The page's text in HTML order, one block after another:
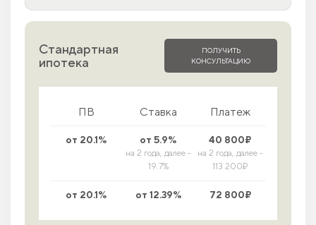
Стандартная
ипотека
ПОЛУЧИТЬ
КОНСУЛЬТАЦИЮ
ПВ Ставка Платеж
от 20.1% от 5.9%
на 2 года, далее -
19.7%
40 800₽
на 2 года, далее -
113 200₽
от 20.1% от 12.39% 72 800₽